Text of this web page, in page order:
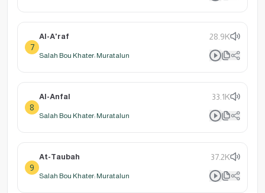
7
Al-A'raf 28.9K
Salah Bou Khater: Muratalun
8
Al-Anfal 33.1K
Salah Bou Khater: Muratalun
9
At-Taubah 37.2K
Salah Bou Khater: Muratalun